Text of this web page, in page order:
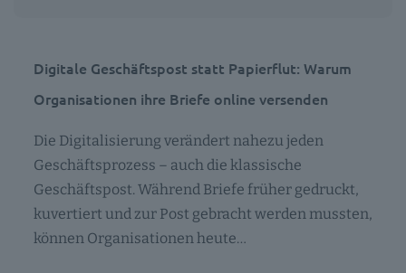
Digitale Geschäftspost statt Papierflut: Warum
Organisationen ihre Briefe online versenden
Die Digitalisierung verändert nahezu jeden
Geschäftsprozess – auch die klassische
Geschäftspost. Während Briefe früher gedruckt,
kuvertiert und zur Post gebracht werden mussten,
können Organisationen heute…